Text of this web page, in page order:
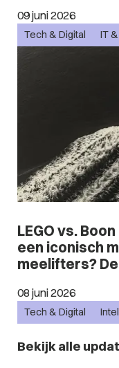
09 juni 2026
Tech & Digital IT
LEGO vs.
een iconisch
meelifters?
08 juni 2026
Tech & Digital
Bekijk alle